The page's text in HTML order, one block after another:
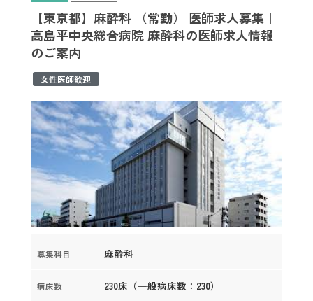
【東京都】麻酔科 （常勤） 医師求人募集｜
高島平中央総合病院 麻酔科の医師求人情報
のご案内
女性医師歓迎
募集科目 麻酔科
病床数 230床（一般病床数：230）